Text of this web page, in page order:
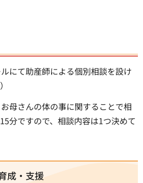
にて助産師による個別相談を設け
母さんの体の事に関することで相
分ですので、相談内容は1つ決めて
成・支援